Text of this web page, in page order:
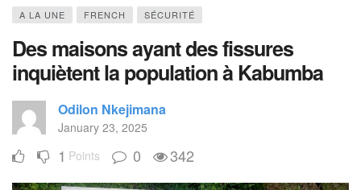
A LA UNE FRENCH SÉCURITÉ
Des maisons ayant des fissures
inquiètent la population à Kabumba
Odilon Nkejimana
January 23, 2025
1 Points 0 342